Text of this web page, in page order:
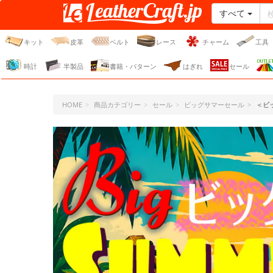
レザークラフト・ドット・
ジェーピー
すべて
キット 皮革 ベルト レース チャーム 工具
時計 半製品 書籍・パターン はぎれ セール
HOME 商品カテゴリー セール ビッグサマーセール ＜ビ